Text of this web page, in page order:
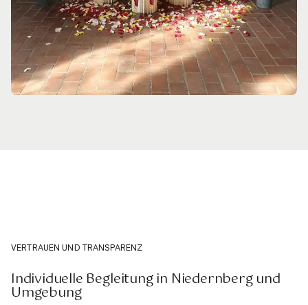
VERTRAUEN UND TRANSPARENZ
Individuelle Begleitung in Niedernberg und
Umgebung